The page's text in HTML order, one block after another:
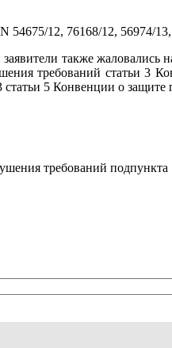
12, 76168/12, 56974/
также жаловались
требований статьи 3
5 Конвенции о
требований